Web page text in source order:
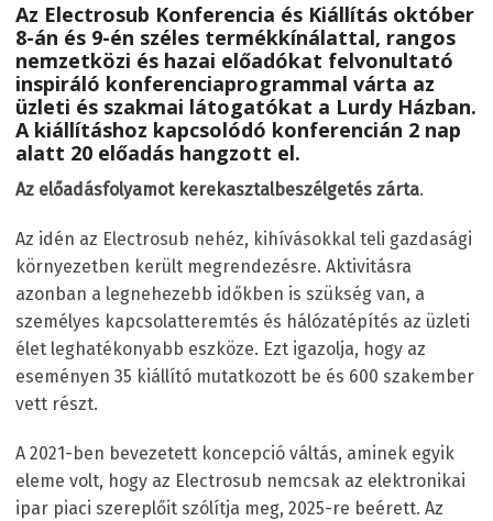
Az Electrosub Konferencia és Kiállítás október
8-án és 9-én széles termékkínálattal, rangos
nemzetközi és hazai előadókat felvonultató
inspiráló konferenciaprogrammal várta az
üzleti és szakmai látogatókat a Lurdy Házban.
A kiállításhoz kapcsolódó konferencián 2 nap
alatt 20 előadás hangzott el.
Az előadásfolyamot kerekasztalbeszélgetés zárta.
Az idén az Electrosub nehéz, kihívásokkal teli gazdasági
környezetben került megrendezésre. Aktivitásra
azonban a legnehezebb időkben is szükség van, a
személyes kapcsolatteremtés és hálózatépítés az üzleti
élet leghatékonyabb eszköze. Ezt igazolja, hogy az
eseményen 35 kiállító mutatkozott be és 600 szakember
vett részt.
A 2021-ben bevezetett koncepció váltás, aminek egyik
eleme volt, hogy az Electrosub nemcsak az elektronikai
ipar piaci szereplőit szólítja meg, 2025-re beérett. Az